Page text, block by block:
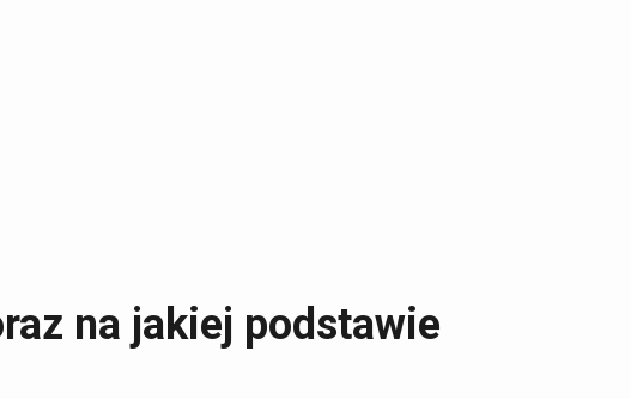
na jakiej podstawie